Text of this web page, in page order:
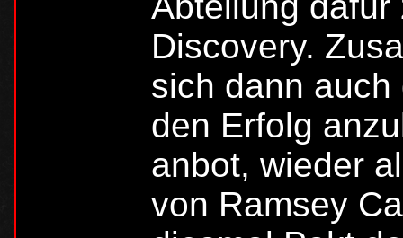
Discovery.
sich dann
den Erfolg
anbot, wieder
von Ramsey